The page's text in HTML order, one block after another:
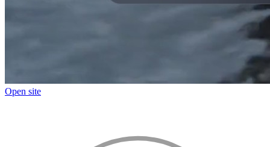
Open site